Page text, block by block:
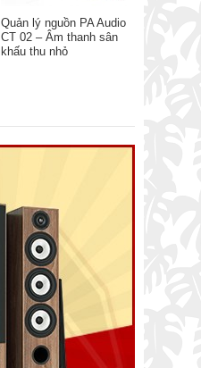
Quản lý nguồn PA Audio
CT 02 – Âm thanh sân
khấu thu nhỏ